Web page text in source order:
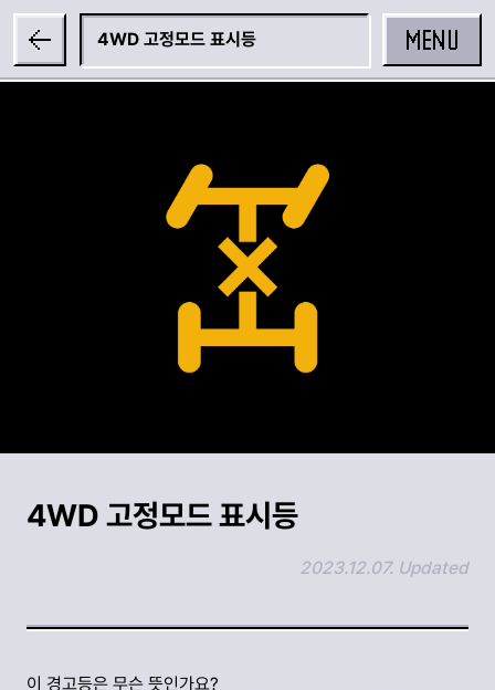
MENU
4WD 고정모드 표시등
4WD 고정모드 표시등
2023.12.07. Updated
이 경고등은 무슨 뜻인가요?
링크 복사하기